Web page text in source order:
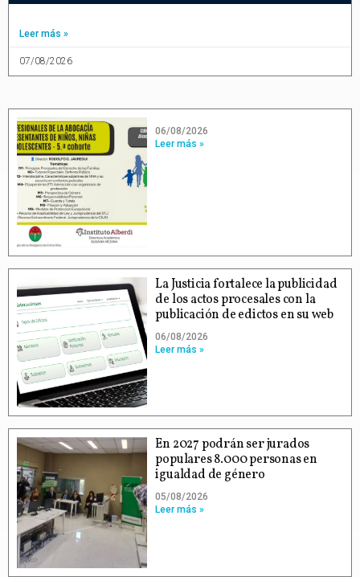
Leer más »
07/08/2026
06/08/2026
Leer más »
La Justicia fortalece la publicidad
de los actos procesales con la
publicación de edictos en su web
06/08/2026
Leer más »
En 2027 podrán ser jurados
populares 8.000 personas en
igualdad de género
05/08/2026
Leer más »